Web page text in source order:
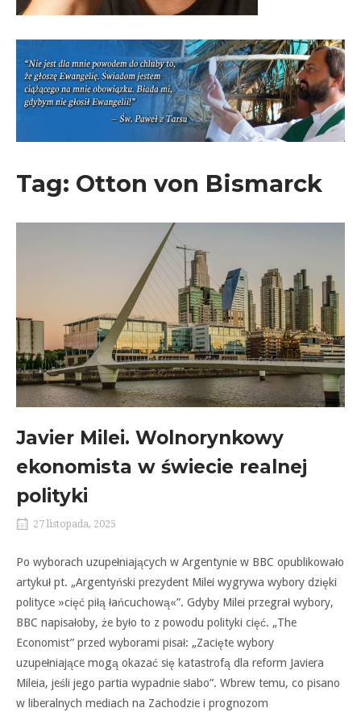
Tag: Otton von Bismarck
Javier Milei. Wolnorynkowy
ekonomista w świecie realnej
polityki
27 listopada, 2025
Po wyborach uzupełniających w Argentynie w BBC opublikowało
artykuł pt. „Argentyński prezydent Milei wygrywa wybory dzięki
polityce »cięć piłą łańcuchową«”. Gdyby Milei przegrał wybory,
BBC napisałoby, że było to z powodu polityki cięć. „The
Economist” przed wyborami pisał: „Zacięte wybory
uzupełniające mogą okazać się katastrofą dla reform Javiera
Mileia, jeśli jego partia wypadnie słabo”. Wbrew temu, co pisano
w liberalnych mediach na Zachodzie i prognozom